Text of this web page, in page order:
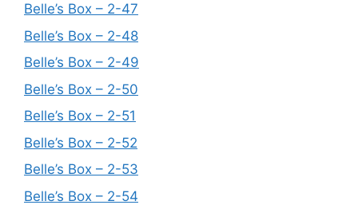
Belle’s Box – 2-47
Belle’s Box – 2-48
Belle’s Box – 2-49
Belle’s Box – 2-50
Belle’s Box – 2-51
Belle’s Box – 2-52
Belle’s Box – 2-53
Belle’s Box – 2-54